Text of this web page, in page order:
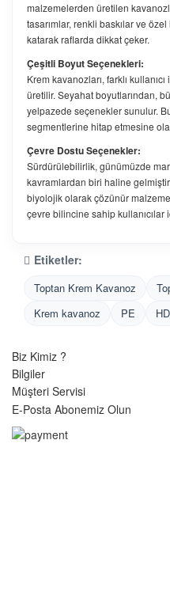
malzemelerden üretilen
tasarımlar, renkli baskılar ve
katarak raflarda dikkat çeker.
Çeşitli Boyut Seçenekleri:
Krem kavanozları, farklı
üretilir. Seyahat boyutlarından,
yelpazede seçenekler sunulur.
segmentlerine hitap etmesine
Çevre Dostu Seçenekler:
Sürdürülebilirlik, günümüzde
kavramlardan biri haline
biyolojik olarak çözünür
çevre bilincine sahip kullanıcılar
Etiketler:
Toptan Krem Kavanoz
Krem kavanoz
PE
Biz Kimiz ?
Bilgiler
Müşteri Servisi
E-Posta Abonemiz Olun